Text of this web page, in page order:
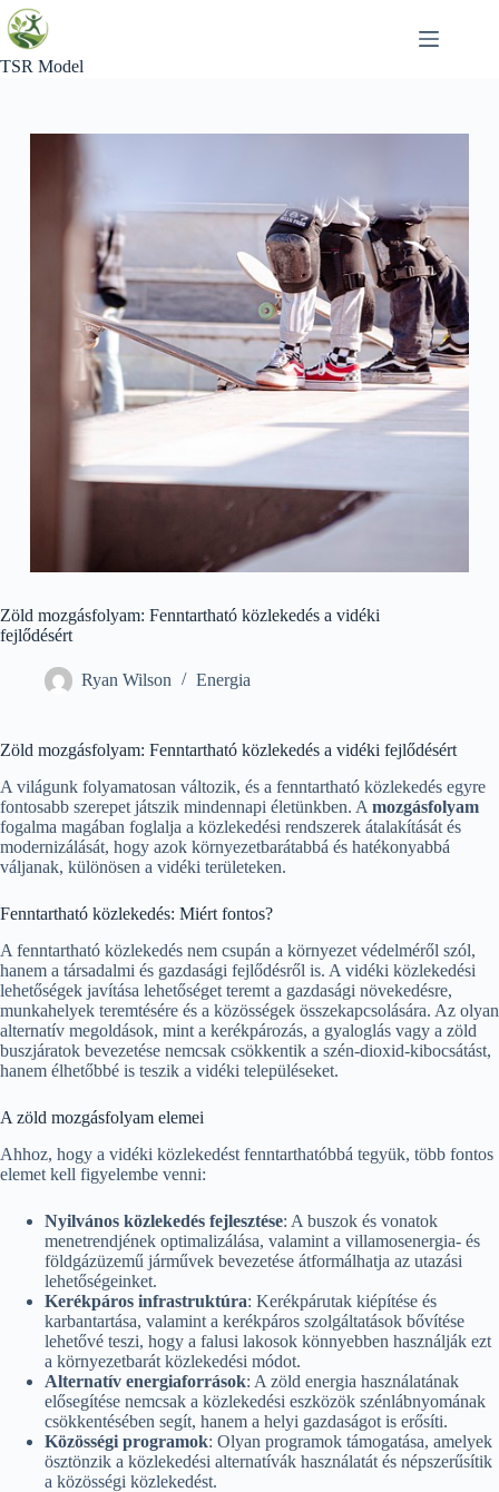
Skip
to
content
TSR Model
Zöld mozgásfolyam: Fenntartható közlekedés a vidéki
fejlődésért
Ryan Wilson Energia
Zöld mozgásfolyam: Fenntartható közlekedés a vidéki fejlődésért
A világunk folyamatosan változik, és a fenntartható közlekedés egyre
fontosabb szerepet játszik mindennapi életünkben. A mozgásfolyam
fogalma magában foglalja a közlekedési rendszerek átalakítását és
modernizálását, hogy azok környezetbarátabbá és hatékonyabbá
váljanak, különösen a vidéki területeken.
Fenntartható közlekedés: Miért fontos?
A fenntartható közlekedés nem csupán a környezet védelméről szól,
hanem a társadalmi és gazdasági fejlődésről is. A vidéki közlekedési
lehetőségek javítása lehetőséget teremt a gazdasági növekedésre,
munkahelyek teremtésére és a közösségek összekapcsolására. Az olyan
alternatív megoldások, mint a kerékpározás, a gyaloglás vagy a zöld
buszjáratok bevezetése nemcsak csökkentik a szén-dioxid-kibocsátást,
hanem élhetőbbé is teszik a vidéki településeket.
A zöld mozgásfolyam elemei
Ahhoz, hogy a vidéki közlekedést fenntarthatóbbá tegyük, több fontos
elemet kell figyelembe venni:
Nyilvános közlekedés fejlesztése: A buszok és vonatok
menetrendjének optimalizálása, valamint a villamosenergia- és
földgázüzemű járművek bevezetése átformálhatja az utazási
lehetőségeinket.
Kerékpáros infrastruktúra: Kerékpárutak kiépítése és
karbantartása, valamint a kerékpáros szolgáltatások bővítése
lehetővé teszi, hogy a falusi lakosok könnyebben használják ezt
a környezetbarát közlekedési módot.
Alternatív energiaforrások: A zöld energia használatának
elősegítése nemcsak a közlekedési eszközök szénlábnyomának
csökkentésében segít, hanem a helyi gazdaságot is erősíti.
Közösségi programok: Olyan programok támogatása, amelyek
ösztönzik a közlekedési alternatívák használatát és népszerűsítik
a közösségi közlekedést.